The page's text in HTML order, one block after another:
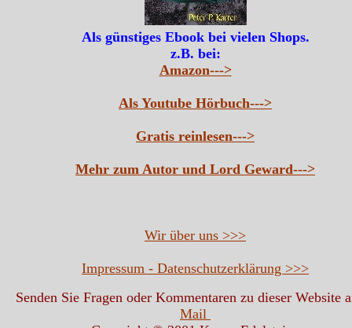
Als günstiges Ebook bei vielen Shops.
z.B. bei:
Amazon--->
Als Youtube Hörbuch--->
Gratis reinlesen--->
Mehr zum Autor und Lord Geward--->
Wir über uns >>>
Impressum - Datenschutzerklärung >>>
Senden Sie Fragen oder Kommentaren zu dieser Website
Mail